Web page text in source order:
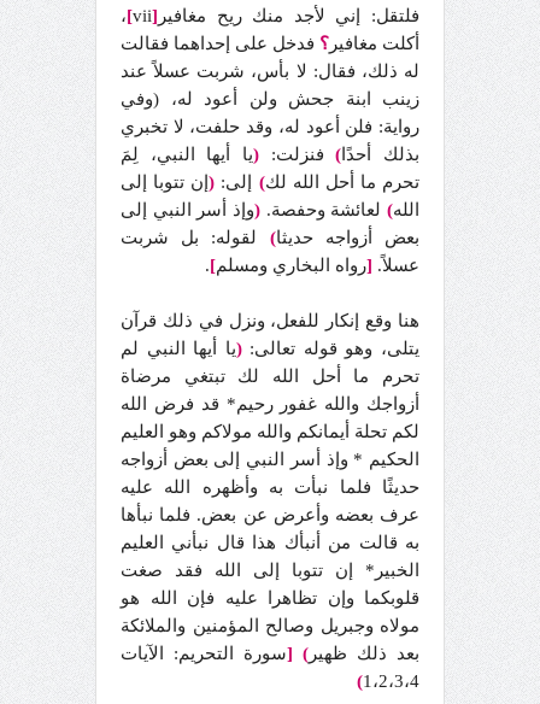
فلتقل: إني لأجد منك ريح مغافير [
vii
]،
أكلت مغافير ؟ فدخل على إحداهما فقالت
له ذلك، فقال: لا بأس، شربت عسلاً عند
زينب ابنة جحش ولن أعود له، (وفي
رواية: فلن أعود له، وقد حلفت، لا تخبري
بذلك أحدًا )فنزلت: (يا أيها النبي، لِمَ
تحرم ما أحل الله لك) إلى: (إن تتوبا إلى
الله) لعائشة وحفصة. (وإذ أسر النبي إلى
بعض أزواجه حديثا) لقوله: بل شربت
عسلاً. [رواه البخاري ومسلم]
.
هنا وقع إنكار للفعل، ونزل في ذلك قرآن
يتلى، وهو قوله تعالى:(يا أيها النبي لم
تحرم ما أحل الله لك تبتغي مرضاة
أزواجك والله غفور رحيم* قد فرض الله
لكم تحلة أيمانكم والله مولاكم وهو العليم
الحكيم * وإذ أسر النبي إلى بعض أزواجه
حديثًا فلما نبأت به وأظهره الله عليه
عرف بعضه وأعرض عن بعض. فلما نبأها
به قالت من أنبأك هذا قال نبأني العليم
الخبير* إن تتوبا إلى الله فقد صغت
قلوبكما وإن تظاهرا عليه فإن الله هو
مولاه وجبريل وصالح المؤمنين والملائكة
بعد ذلك ظهير )
[سورة التحريم: الآيات
1،2،3،4)